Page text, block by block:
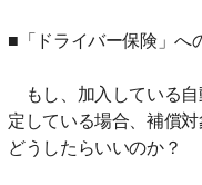
■「ドライバー保険」へ
もし、加入している
定している場合、補償
どうしたらいいのか？